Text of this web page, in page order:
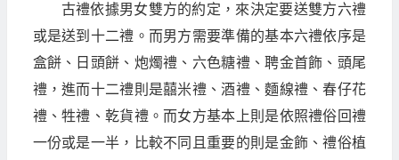
古禮依據男女雙方的約定，來決定要送雙方六禮
或是送到十二禮。而男方需要準備的基本六禮依序是
盒餅、日頭餅、炮燭禮、六色糖禮、聘金首飾、頭尾
禮，進而十二禮則是囍米禮、酒禮、麵線禮、春仔花
禮、牲禮、乾貨禮。而女方基本上則是依照禮俗回禮
一份或是一半，比較不同且重要的則是金飾、禮俗植